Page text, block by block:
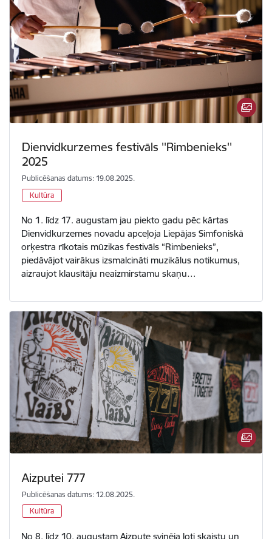
Dienvidkurzemes festivāls ''Rimbenieks''
2025
Publicēšanas datums: 19.08.2025.
Kultūra
No 1. līdz 17. augustam jau piekto gadu pēc kārtas
Dienvidkurzemes novadu apceļoja Liepājas Simfoniskā
orķestra rīkotais mūzikas festivāls “Rimbenieks”,
piedāvājot vairākus izsmalcināti muzikālus notikumus,
aizraujot klausītāju neaizmirstamu skaņu…
Aizputei 777
Publicēšanas datums: 12.08.2025.
Kultūra
No 8. līdz 10. augustam Aizpute svinēja ļoti skaistu un